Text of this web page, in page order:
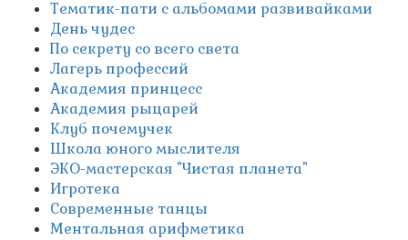
Тематик-пати с альбомами развивайками
День чудес
По секрету со всего света
Лагерь профессий
Академия принцесс
Академия рыцарей
Клуб почемучек
Школа юного мыслителя
ЭКО-мастерская "Чистая планета"
Игротека
Современные танцы
Ментальная арифметика